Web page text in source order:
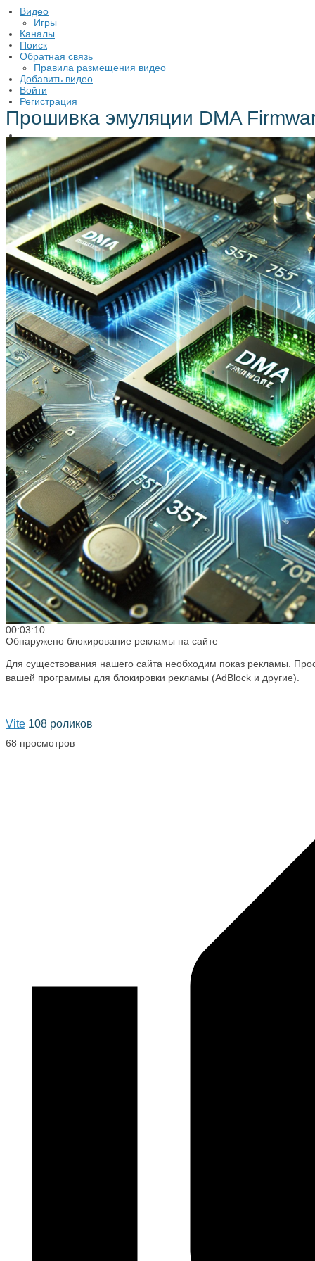
Видео
Игры
Каналы
Поиск
Обратная связь
​Пpaвилa paзмeщeния видeo
Добавить видео
Войти
Регистрация
Прошивка эмуляции DMA
00:03:10
Обнаружено блокирование рекламы на сайте
Для существования нашего сайта необходим показ рекламы.
вашей программы для блокировки рекламы (AdBlock и другие).
Vite 108 роликов
68 просмотров